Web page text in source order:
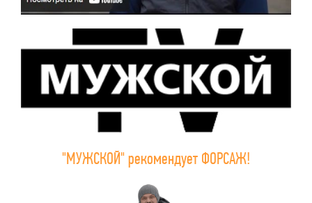
"МУЖСКОЙ" рекомендует ФОРСАЖ!